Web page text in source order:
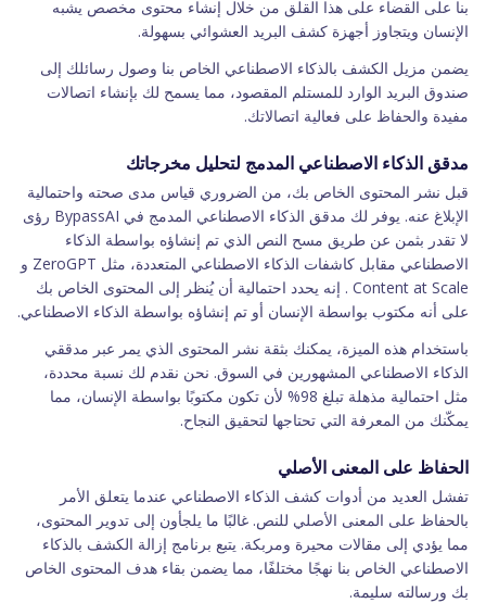
بنا على القضاء على هذا القلق من خلال إنشاء محتوى مخصص يشبه
الإنسان ويتجاوز أجهزة كشف البريد العشوائي بسهولة.
يضمن مزيل الكشف بالذكاء الاصطناعي الخاص بنا وصول رسائلك إلى
صندوق البريد الوارد للمستلم المقصود، مما يسمح لك بإنشاء اتصالات
مفيدة والحفاظ على فعالية اتصالاتك.
مدقق الذكاء الاصطناعي المدمج لتحليل مخرجاتك
قبل نشر المحتوى الخاص بك، من الضروري قياس مدى صحته واحتمالية
الإبلاغ عنه. يوفر لك مدقق الذكاء الاصطناعي المدمج في BypassAI رؤى
لا تقدر بثمن عن طريق مسح النص الذي تم إنشاؤه بواسطة الذكاء
الاصطناعي مقابل كاشفات الذكاء الاصطناعي المتعددة، مثل ZeroGPT و
Content at Scale . إنه يحدد احتمالية أن يُنظر إلى المحتوى الخاص بك
على أنه مكتوب بواسطة الإنسان أو تم إنشاؤه بواسطة الذكاء الاصطناعي.
باستخدام هذه الميزة، يمكنك بثقة نشر المحتوى الذي يمر عبر مدققي
الذكاء الاصطناعي المشهورين في السوق. نحن نقدم لك نسبة محددة،
مثل احتمالية مذهلة تبلغ 98% لأن تكون مكتوبًا بواسطة الإنسان، مما
يمكّنك من المعرفة التي تحتاجها لتحقيق النجاح.
الحفاظ على المعنى الأصلي
تفشل العديد من أدوات كشف الذكاء الاصطناعي عندما يتعلق الأمر
بالحفاظ على المعنى الأصلي للنص. غالبًا ما يلجأون إلى تدوير المحتوى،
مما يؤدي إلى مقالات محيرة ومربكة. يتبع برنامج إزالة الكشف بالذكاء
الاصطناعي الخاص بنا نهجًا مختلفًا، مما يضمن بقاء هدف المحتوى الخاص
بك ورسالته سليمة.